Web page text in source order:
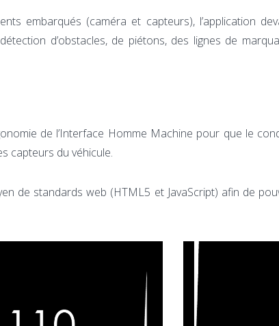
embarqués (caméra et capteurs), l’application
d’obstacles, de piétons, des lignes de
de l’Interface Homme Machine pour que le
capteurs du véhicule.
de standards web (HTML5 et JavaScript) afin de